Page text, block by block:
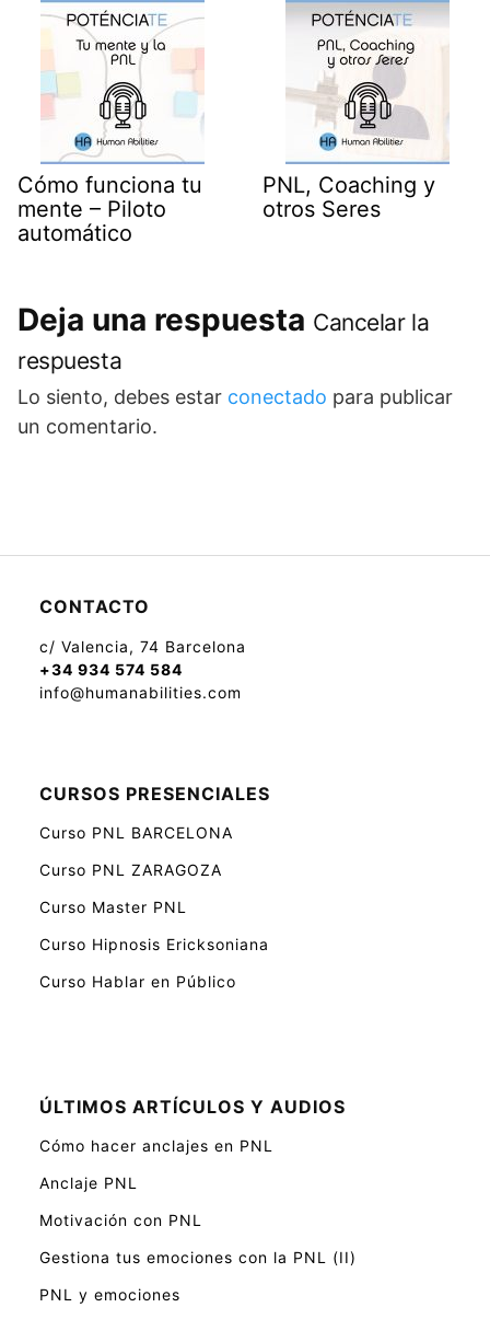
Cómo funciona tu
mente – Piloto
automático
PNL, Coaching y
otros Seres
Deja una respuesta Cancelar la
respuesta
Lo siento, debes estar conectado para publicar
un comentario.
CONTACTO
c/ Valencia, 74 Barcelona
+34 934 574 584
info@humanabilities.com
CURSOS PRESENCIALES
Curso PNL BARCELONA
Curso PNL ZARAGOZA
Curso Master PNL
Curso Hipnosis Ericksoniana
Curso Hablar en Público
ÚLTIMOS ARTÍCULOS Y AUDIOS
Cómo hacer anclajes en PNL
Anclaje PNL
Motivación con PNL
Gestiona tus emociones con la PNL (II)
PNL y emociones